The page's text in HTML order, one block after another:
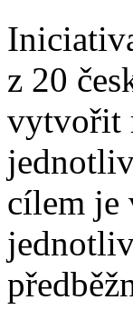
z 20
vytvořit
cílem je